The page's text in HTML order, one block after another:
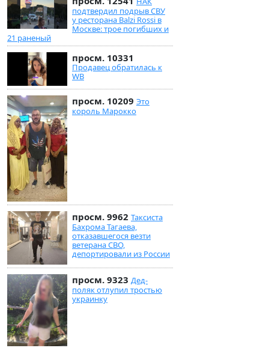
подтвердил подрыв СВУ
у ресторана Balzi Rossi в
Москве: трое погибших и
21 раненый
просм. 10331
Продавец обратилась к
WB
просм. 10209 Это
король Марокко
просм. 9962 Таксиста
Бахрома Тагаева,
отказавшегося везти
ветерана СВО,
депортировали из России
просм. 9323 Дед-
поляк отлупил тростью
украинку